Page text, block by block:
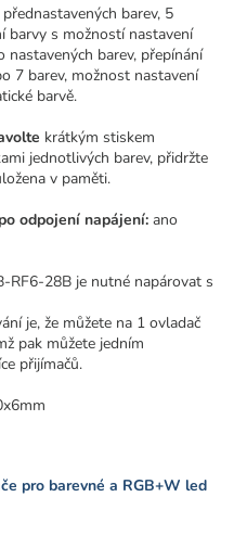
barev, 5
barvy s možností nastavení
barev, přepínání
7 barev, možnost nastavení
barvě.
krátkým stiskem
jednotlivých barev, přidržte
v paměti.
odpojení napájení: ano
RF6-28B je nutné napárovat s
je, že můžete na 1 ovladač
pak můžete jedním
přijímačů.
pro barevné a RGB+W led